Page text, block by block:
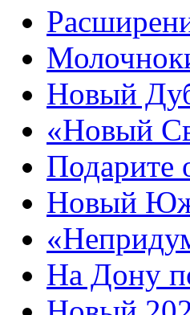
Новый
«Новый
Подарите
Новый
На Дону